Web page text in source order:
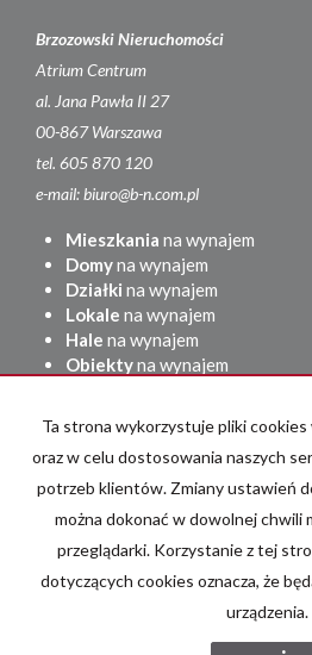
Brzozowski Nieruchomości
Atrium Centrum
al. Jana Pawła II 27
00-867 Warszawa
tel. 605 870 120
e-mail: biuro@b-n.com.pl
Mieszkania na wynajem
Domyna wynajem
Działki na wynajem
Lokale na wynajem
Hale na wynajem
Obiektyna wynajem
Domy na sprzedaż
Działkina sprzedaż
Lokalena sprzedaż
Hale
na sprzedaż
adresowo.pl
BRZOZOWSKI
Ta strona wykorzystuje pliki
oraz w celu dostosowania naszych
potrzeb klientów. Zmiany ustawień
można dokonać w dowolnej chwili
przeglądarki. Korzystanie z tej
dotyczących cookies oznacza, że
urządzenia.